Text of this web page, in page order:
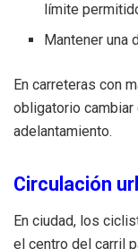
límite
Mantener una
En carreteras con
obligatorio cambiar
adelantamiento.
Circulación
En ciudad, los
el centro del carril